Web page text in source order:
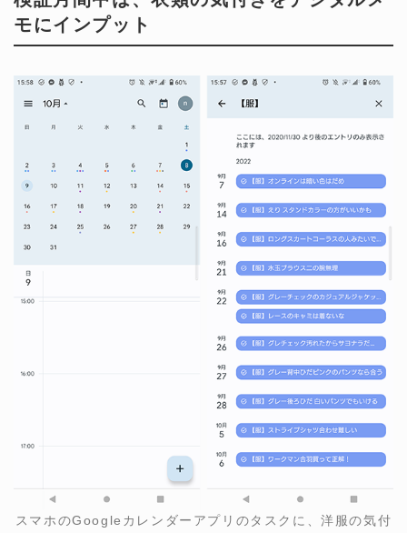
モにインプット
スマホのGoogleカレンダーアプリのタスクに、洋服の気付